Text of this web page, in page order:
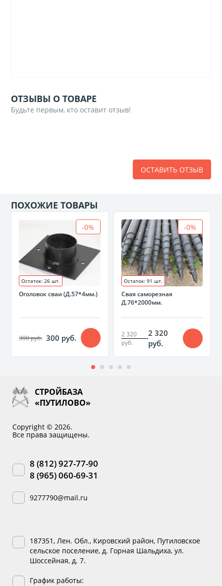
ОТЗЫВЫ О ТОВАРЕ
Будьте первым, кто оставит отзыв!
ОСТАВИТЬ ОТЗЫВ
ПОХОЖИЕ ТОВАРЫ
-0%
Остаток: 26 шт.
Оголовок сваи (Д.57*4мм.)
300 руб. 300 руб.
-0%
Остаток: 91 шт.
Свая саморезная
Д.76*2000мм.
2 320
руб.
2 320
руб.
СТРОЙБАЗА
«ПУТИЛОВО»
Copyright © 2026.
Все права защищены.
8 (812) 927-77-90
8 (965) 060-69-31
9277790@mail.ru
187351, Лен. Обл., Кировский район, Путиловское
сельское поселение, д. Горная Шальдиха, ул.
Шоссейная, д. 7.
График работы: